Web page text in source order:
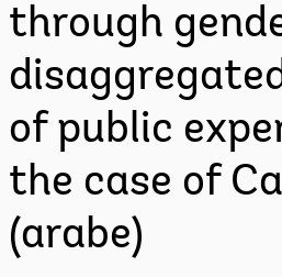
through
of public
the case of
(arabe)